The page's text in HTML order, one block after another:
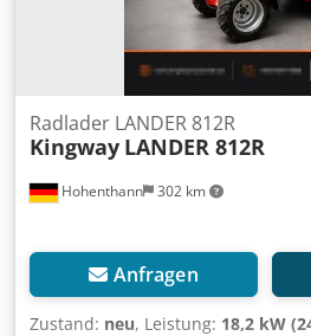
Hohenthann 302 km
Radlader LANDER 812R
Kingway LANDER 812R
Anfragen
Zustand: neu, Leistung: 18,2 kW